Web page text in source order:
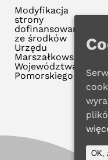
Modyfikacja
strony
dofinansowana
ze środków
Urzędu
Marszałkowskiego
Województwa
Pomorskiego
OK,